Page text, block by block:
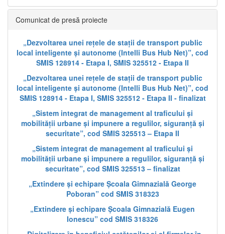
Comunicat de presă proiecte
„Dezvoltarea unei rețele de stații de transport public
local inteligente și autonome (Intelli Bus Hub Net)”, cod
SMIS 128914 - Etapa I, SMIS 325512 - Etapa II
„Dezvoltarea unei rețele de stații de transport public
local inteligente și autonome (Intelli Bus Hub Net)”, cod
SMIS 128914 - Etapa I, SMIS 325512 - Etapa II - finalizat
„Sistem integrat de management al traficului și
mobilității urbane și impunere a regulilor, siguranță și
securitate”, cod SMIS 325513 – Etapa II
„Sistem integrat de management al traficului și
mobilității urbane și impunere a regulilor, siguranță și
securitate”, cod SMIS 325513 – finalizat
„Extindere și echipare Școala Gimnazială George
Poboran” cod SMIS 318323
„Extindere și echipare Școala Gimnazială Eugen
Ionescu” cod SMIS 318326